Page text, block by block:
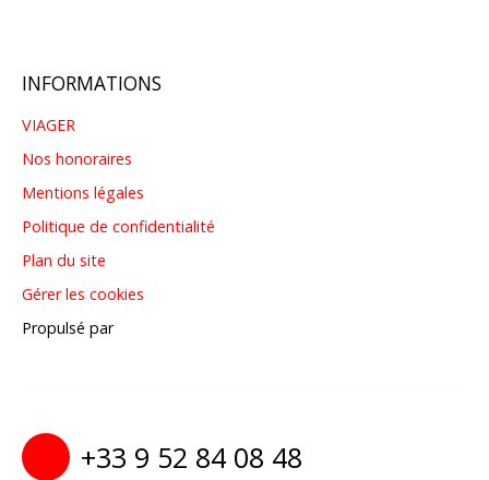
INFORMATIONS
VIAGER
Nos honoraires
Mentions légales
Politique de confidentialité
Plan du site
Gérer les cookies
Propulsé par
+33 9 52 84 08 48